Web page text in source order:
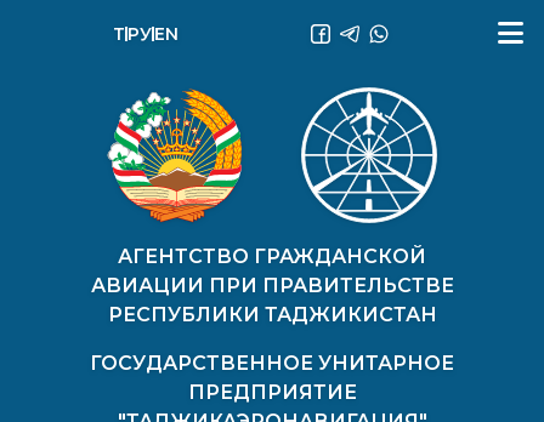
АГЕНТСТВО ГРАЖДАНСКОЙ
АВИАЦИИ ПРИ ПРАВИТЕЛЬСТВЕ
РЕСПУБЛИКИ ТАДЖИКИСТАН
ГОСУДАРСТВЕННОЕ УНИТАРНОЕ
ПРЕДПРИЯТИЕ
ТҶ РУEN